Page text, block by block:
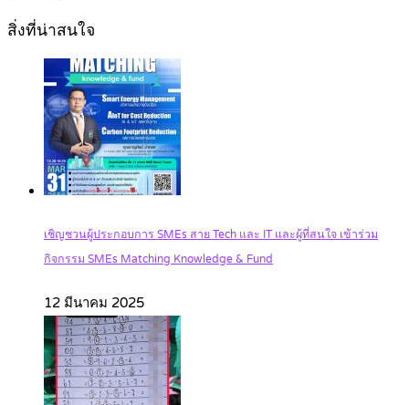
สิ่งที่น่าสนใจ
เชิญชวนผู้ประกอบการ SMEs สาย Tech และ IT และผู้ที่สนใจ เข้าร่วม
กิจกรรม SMEs Matching Knowledge & Fund
12 มีนาคม 2025